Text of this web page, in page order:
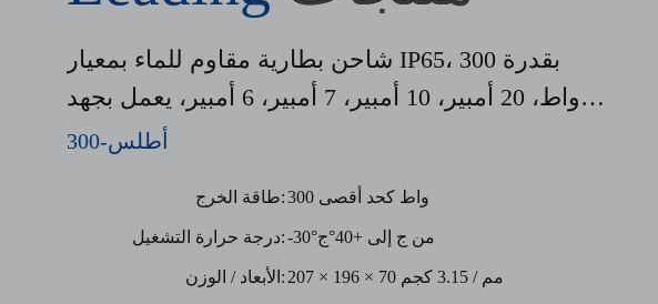
شاحن بطارية مقاوم للماء بمعيار IP65، بقدرة 300
واط، 20 أمبير، 10 أمبير، 7 أمبير، 6 أمبير، يعمل بجهد
أطلس-300
طاقة الخرج: 300 واط كحد أقصى
درجة حرارة التشغيل:-30° من ج إلى +40 °ج
الأبعاد / الوزن: 207 × 196 × 70 مم / 3.15 كجم